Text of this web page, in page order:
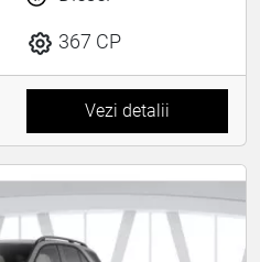
367 CP
Vezi detalii